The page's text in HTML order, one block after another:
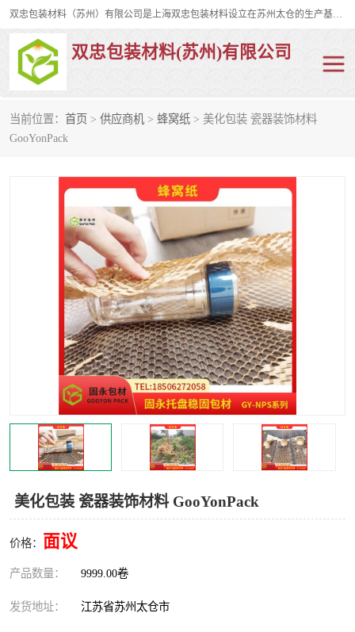
双忠包装材料（苏州）有限公司是上海双忠包装材料设立在苏州太仓的生产基地，占地约2万平米，产品主要有打孔缠绕膜，拉伸蜂窝纸，集装箱充气袋，滑托板，打包带，裹包网兜，防滑纸等箱体和托盘的运输和保护性包材。固永包材®，GooYon Pack®，是我们保护性包装材料的专属品牌。
双忠包装材料(苏州)有限公司
当前位置： 首页 > 供应商机 > 蜂窝纸 > 美化包装 瓷器装饰材料
GooYonPack
美化包装 瓷器装饰材料 GooYonPack
价格： 面议
产品数量： 9999.00卷
发货地址： 江苏省苏州太仓市
打孔缠绕膜
裹包网兜 纤维打包带
充气袋
缠绕膜
托盘裹包网兜
托盘捆绑带